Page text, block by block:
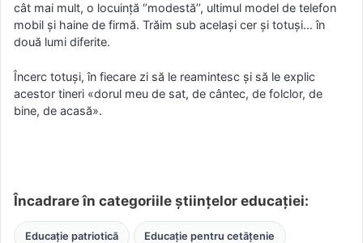
cât mai mult, o locuinţă ‘’modestă’’, ultimul model de telefon
mobil şi haine de firmă. Trăim sub acelaşi cer şi totuşi… în
două lumi diferite.
Încerc totuşi, în fiecare zi să le reamintesc şi să le explic
acestor tineri «dorul meu de sat, de cântec, de folclor, de
bine, de acasă».
Încadrare în categoriile științelor educației:
Educație patriotică Educație pentru cetățenie